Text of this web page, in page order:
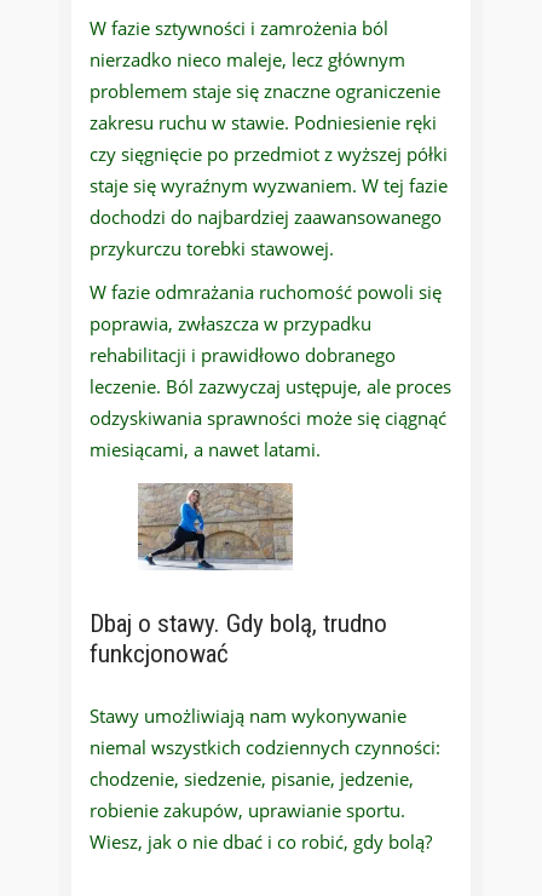
W fazie sztywności i zamrożenia ból
nierzadko nieco maleje, lecz głównym
problemem staje się znaczne ograniczenie
zakresu ruchu w stawie. Podniesienie ręki
czy sięgnięcie po przedmiot z wyższej półki
staje się wyraźnym wyzwaniem. W tej fazie
dochodzi do najbardziej zaawansowanego
przykurczu torebki stawowej.
W fazie odmrażania ruchomość powoli się
poprawia, zwłaszcza w przypadku
rehabilitacji i prawidłowo dobranego
leczenie. Ból zazwyczaj ustępuje, ale proces
odzyskiwania sprawności może się ciągnąć
miesiącami, a nawet latami.
Dbaj o stawy. Gdy bolą, trudno
funkcjonować
Stawy umożliwiają nam wykonywanie
niemal wszystkich codziennych czynności:
chodzenie, siedzenie, pisanie, jedzenie,
robienie zakupów, uprawianie sportu.
Wiesz, jak o nie dbać i co robić, gdy bolą?